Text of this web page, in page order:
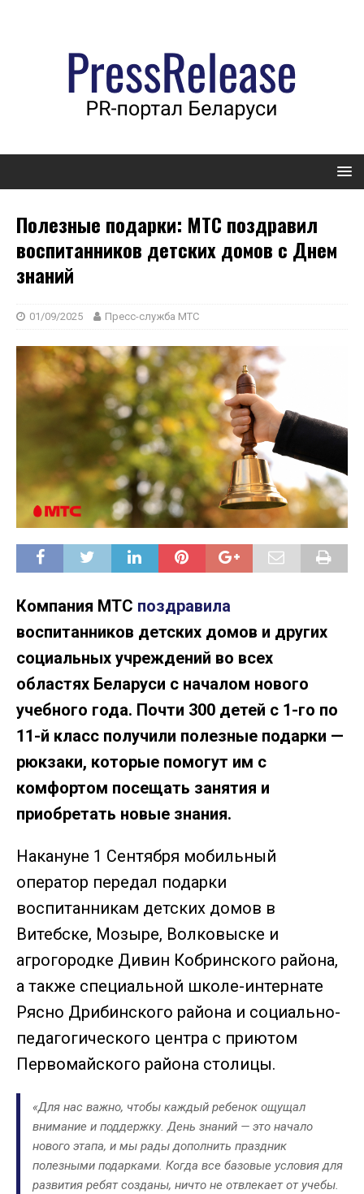
Полезные подарки: МТС поздравил
воспитанников детских домов с Днем
знаний
01/09/2025 Пресс-служба МТС
Компания МТС поздравила
воспитанников детских домов и других
социальных учреждений во всех
областях Беларуси с началом нового
учебного года. Почти 300 детей с 1-го по
11-й класс получили полезные подарки —
рюкзаки, которые помогут им с
комфортом посещать занятия и
приобретать новые знания.
Накануне 1 Сентября мобильный
оператор передал подарки
воспитанникам детских домов в
Витебске, Мозыре, Волковыске и
агрогородке Дивин Кобринского района,
а также специальной школе-интернате
Рясно Дрибинского района и социально-
педагогического центра с приютом
Первомайского района столицы.
«Для нас важно, чтобы каждый ребенок ощущал
внимание и поддержку. День знаний — это начало
нового этапа, и мы рады дополнить праздник
полезными подарками. Когда все базовые условия для
развития ребят созданы, ничто не отвлекает от учебы.